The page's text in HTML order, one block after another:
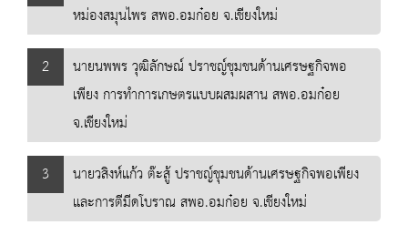
หม่องสมุนไพร สพอ.อมก๋อย จ.เชียงใหม่
2
นายนพพร วุฒิลักษณ์ ปราชญ์ชุมชนด้านเศรษฐกิจพอ
เพียง การทำการเกษตรแบบผสมผสาน สพอ.อมก๋อย
จ.เชียงใหม่
3
นายวสิงห์แก้ว ต๊ะสู้ ปราชญ์ชุมชนด้านเศรษฐกิจพอเพียง
และการตีมีดโบราณ สพอ.อมก๋อย จ.เชียงใหม่